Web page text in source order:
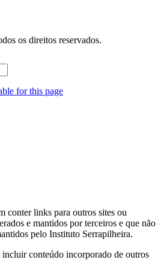
os direitos reservados.
for this page
conter links para outros sites ou
e mantidos por terceiros e que não
pelo Instituto Serrapilheira.
incluir conteúdo incorporado de outros